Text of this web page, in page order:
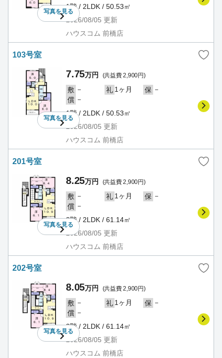
写真を見る
1階 / 2LDK / 50.53㎡
2026/08/05 更新
ハウスコム 前橋店
103号室
写真を見る
7.75万円 (共益費 2,900円)
敷 － 礼 1ヶ月 保 －
償 －
1階 / 2LDK / 50.53㎡
2026/08/05 更新
ハウスコム 前橋店
201号室
写真を見る
8.25万円 (共益費 2,900円)
敷 － 礼 1ヶ月 保 －
償 －
2階 / 2LDK / 61.14㎡
2026/08/05 更新
ハウスコム 前橋店
202号室
写真を見る
8.05万円 (共益費 2,900円)
敷 － 礼 1ヶ月 保 －
償 －
2階 / 2LDK / 61.14㎡
2026/08/05 更新
ハウスコム 前橋店